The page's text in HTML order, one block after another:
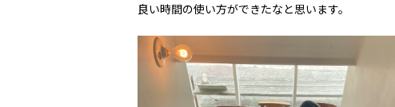
良い時間の使い方ができたなと思います。